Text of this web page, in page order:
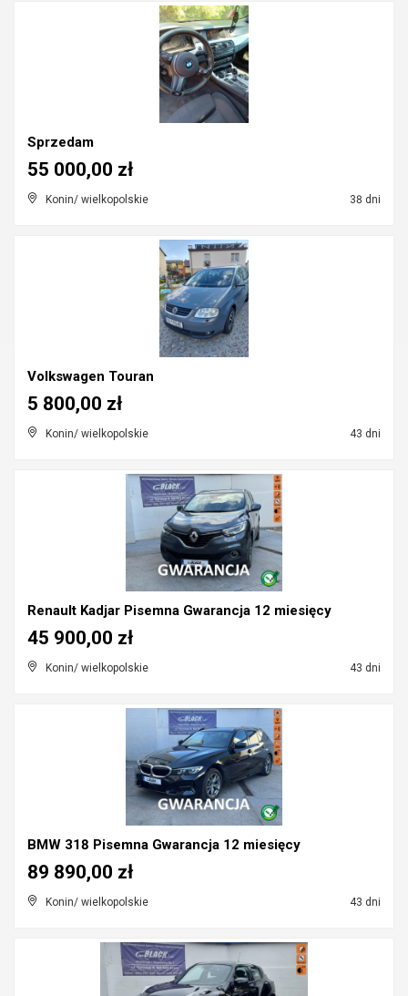
Sprzedam
Konin/ wielkopolskie 38 dni
55 000,00 zł
Volkswagen Touran
Konin/ wielkopolskie 43 dni
5 800,00 zł
Renault Kadjar Pisemna Gwarancja 12 miesięcy
Konin/ wielkopolskie 43 dni
45 900,00 zł
BMW 318 Pisemna Gwarancja 12 miesięcy
Konin/ wielkopolskie 43 dni
89 890,00 zł